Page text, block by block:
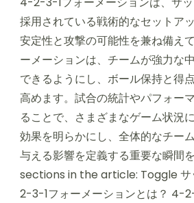
採用されている戦術的なセットア
安定性と攻撃の可能性を兼ね備え
ーメーションは、チームが強力な
できるようにし、ボール保持と得
高めます。試合の統計やパフォー
ることで、さまざまなゲーム状況
効果を明らかにし、全体的なチー
与える影響を定義する重要な瞬間
sections in the article: Toggle サ
2-3-1フォーメーションとは？ 4-